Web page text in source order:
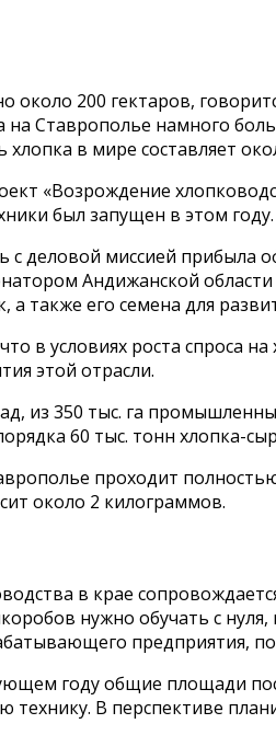
около 200 гектаров,
Ставрополье намного
хлопка в мире составляет
«Возрождение
был запущен в этом
с деловой миссией прибыла
Андижанской
а также его семена для
в условиях роста спроса
этой отрасли.
из 350 тыс. га
60 тыс. тонн хлопка-
проходит
около 2 килограммов.
в крае
нужно обучать с
предприятия,
году общие площади
технику. В перспективе